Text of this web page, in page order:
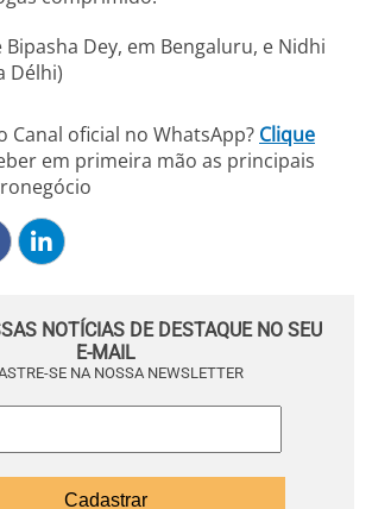
Dey, em Bengaluru, e Nidhi
Délhi)
Canal oficial no WhatsApp? Clique
em primeira mão as principais
NOTÍCIAS DE DESTAQUE NO SEU
E-MAIL
SE NA NOSSA NEWSLETTER